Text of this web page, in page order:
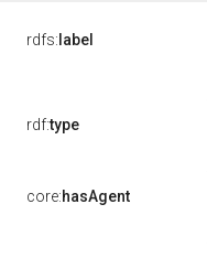
rdfs: label
rdf:type
core:hasAgent